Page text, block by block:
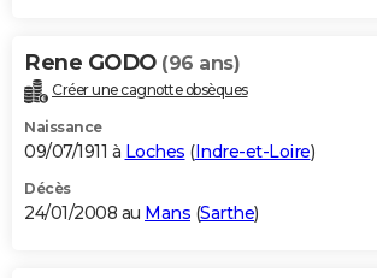
Rene GODO (96 ans)
Créer une cagnotte obsèques
Naissance
09/07/1911 à Loches (Indre-et-Loire)
Décès
24/01/2008 au Mans (Sarthe)